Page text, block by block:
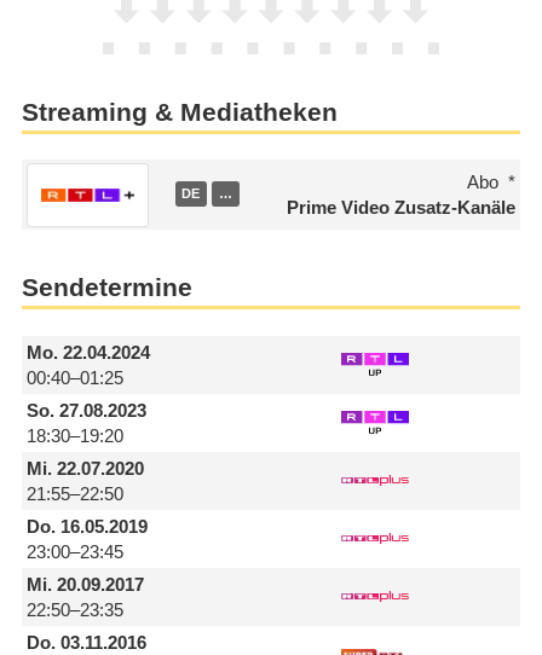
Streaming & Mediatheken
DE …
Abo
Prime Video Zusatz-Kanäle
Sendetermine
Mo.22.04.2024
00:40–01:25
So.27.08.2023
18:30–19:20
Mi.22.07.2020
21:55–22:50
Do.16.05.2019
23:00–23:45
Mi.20.09.2017
22:50–23:35
Do.03.11.2016